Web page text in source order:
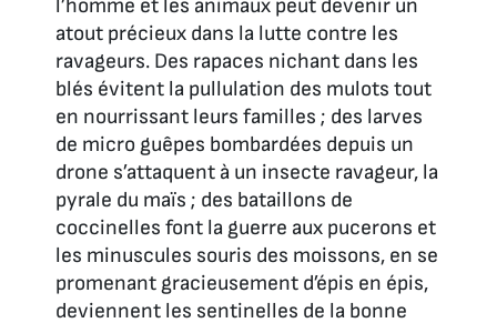
l’homme et les animaux peut devenir un
atout précieux dans la lutte contre les
ravageurs. Des rapaces nichant dans les
blés évitent la pullulation des mulots tout
en nourrissant leurs familles ; des larves
de micro guêpes bombardées depuis un
drone s’attaquent à un insecte ravageur, la
pyrale du maïs ; des bataillons de
coccinelles font la guerre aux pucerons et
les minuscules souris des moissons, en se
promenant gracieusement d’épis en épis,
deviennent les sentinelles de la bonne